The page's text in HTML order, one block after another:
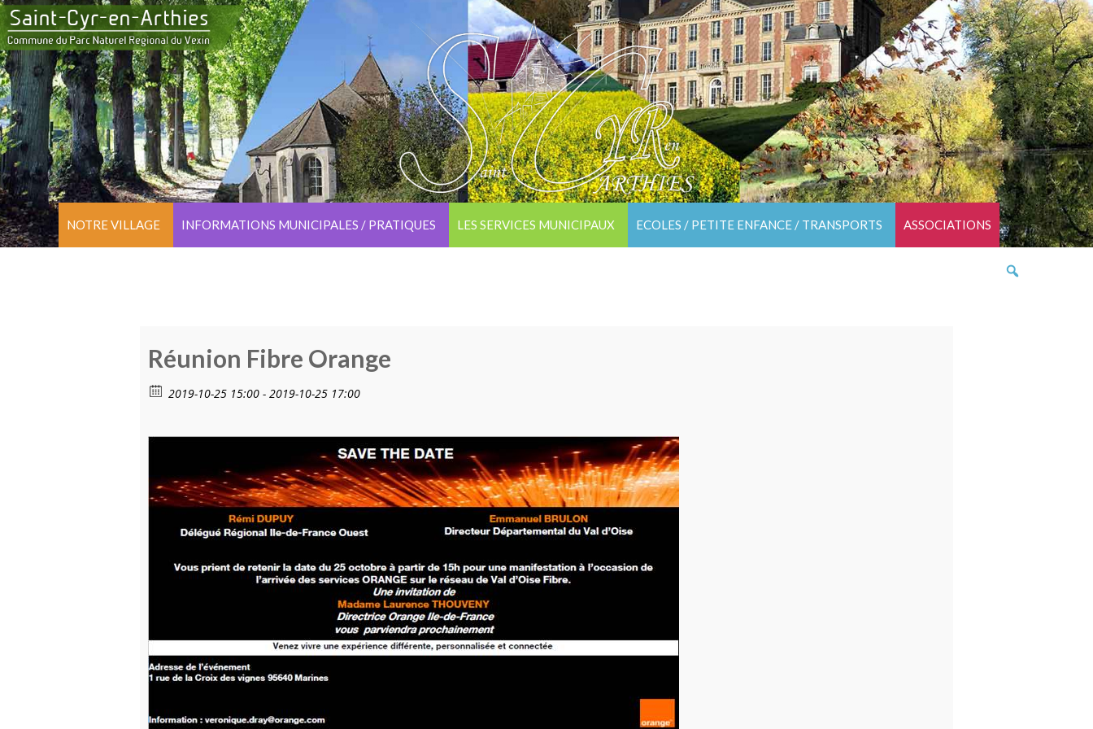
NOTRE VILLAGE INFORMATIONS MUNICIPALES / PRATIQUES LES SERVICES MUNICIPAUX ECOLES / PETITE ENFANCE / TRANSPORTS ASSOCIATIONS
Réunion Fibre Orange
2019-10-25 15:00 - 2019-10-25 17:00